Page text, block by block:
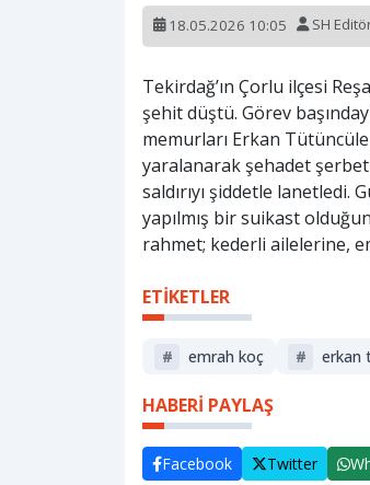
18.05.2026 10:05 SH
Tekirdağ’ın Çorlu ilçesi
şehit düştü. Görev
memurları Erkan
yaralanarak şehadet
saldırıyı şiddetle
yapılmış bir suikast
rahmet; kederli ailelerine,
ETİKETLER
# emrah koç # erkan
HABERİ PAYLAŞ
Facebook Twitter